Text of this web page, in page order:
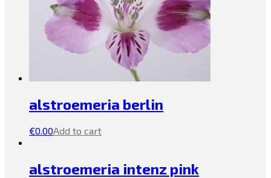
alstroemeria berlin
€0.00Add to cart
alstroemeria intenz pink